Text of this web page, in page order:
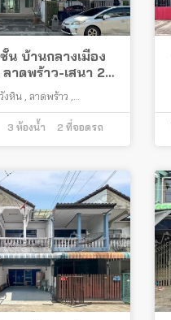
น บ้านกลางเมือง
ลาดพร้าว-เสนา 2
าร ทำเลดีใกล้
ร้าว
งหิน ลาดพร้าว
3 ห้องน้ำ 2 ที่จอดรถ